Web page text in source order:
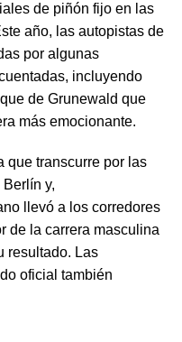
de piñón fijo en las
año, las autopistas de
por algunas
incluyendo
de Grunewald que
más emocionante.
que transcurre por las
y,
llevó a los corredores
de la carrera masculina
resultado. Las
oficial también